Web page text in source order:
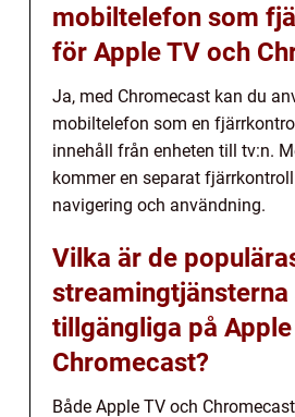
mobiltelefon som
för Apple TV och
Ja, med Chromecast kan du
mobiltelefon som en
innehåll från enheten till tv:n.
kommer en separat
navigering och användning.
Vilka är de
streamingtjänsterna
tillgängliga på
Chromecast?
Både Apple TV och